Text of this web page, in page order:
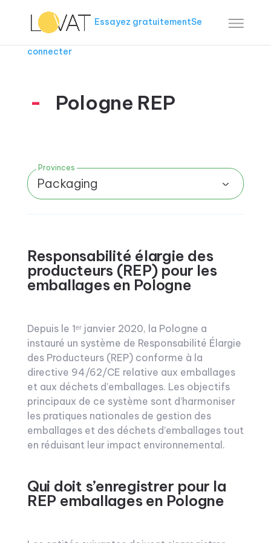
Essayez gratuitementSe
connecter
Pologne REP
Provinces
Packaging
Responsabilité élargie des
producteurs (REP) pour les
emballages en Pologne
Depuis le 1ᵉʳ janvier 2020, la Pologne a
instauré un système de Responsabilité Élargie
des Producteurs (REP) conforme à la
directive 94/62/CE relative aux emballages
et aux déchets d’emballages. Les objectifs
principaux de ce système sont d’harmoniser
les pratiques nationales de gestion des
emballages et des déchets d’emballages tout
en réduisant leur impact environnemental.
Qui doit s’enregistrer pour la
REP emballages en Pologne